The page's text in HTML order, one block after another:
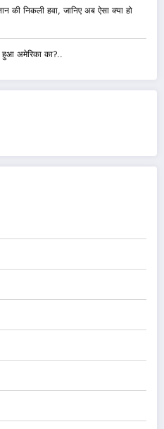
की निकली हवा, जानिए अब ऐसा क्या हो
हुआ अमेरिका का?..